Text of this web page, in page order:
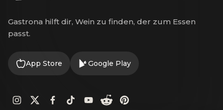
Gastrona hilft dir, Wein zu finden, der zum Essen
passt.
App Store Google Play